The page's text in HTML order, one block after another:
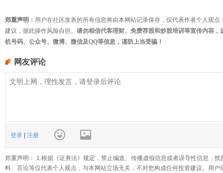
郑重声明： 用户在社区发表的所有信息将由本网站记录保存，仅代表作者个人观
建议，据此操作风险自担。 请勿相信代客理财、免费荐股和炒股培训等宣传内容
机号码、公众号、微博、微信及QQ等信息，谨防上当受骗！
网友评论
登录 注册
郑重声明： 1.根据《证券法》规定，禁止编造、传播虚假信息或者误导性信息，
料、言论等仅代表个人观点，与本网站立场无关，不对您构成任何投资建议。用